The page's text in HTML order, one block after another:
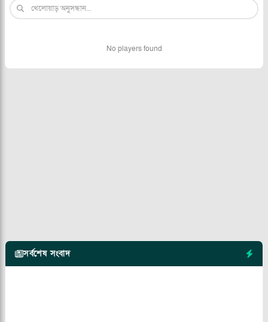
No players found
সর্বশেষ সংবাদ